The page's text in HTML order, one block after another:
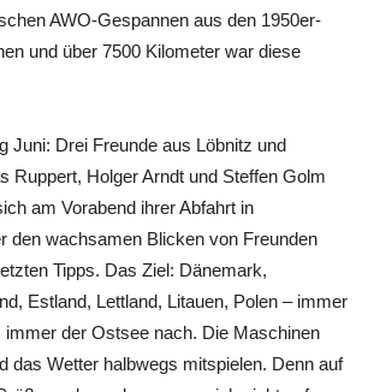
AWO-Gespannen aus den 1950er-
und über 7500 Kilometer war diese
Juni: Drei Freunde aus Löbnitz und
Ruppert, Holger Arndt und Steffen Golm
am Vorabend ihrer Abfahrt in
den wachsamen Blicken von Freunden
Tipps. Das Ziel: Dänemark,
Estland, Lettland, Litauen, Polen – immer
immer der Ostsee nach. Die Maschinen
das Wetter halbwegs mitspielen. Denn auf